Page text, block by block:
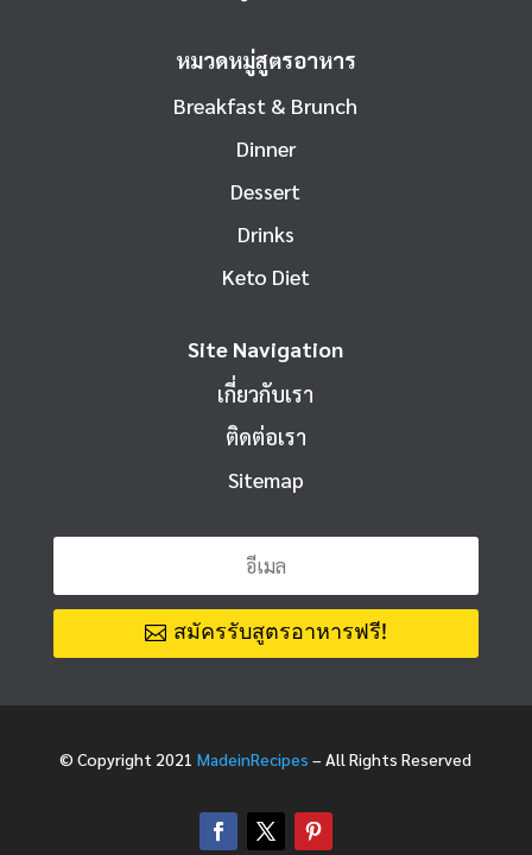
หมวดหมู่สูตรอาหาร
Breakfast & Brunch
Dinner
Dessert
Drinks
Keto Diet
Site Navigation
เกี่ยวกับเรา
ติดต่อเรา
Sitemap
สมัครรับสูตรอาหารฟรี!
© Copyright 2021MadeinRecipes – All Rights Reserved